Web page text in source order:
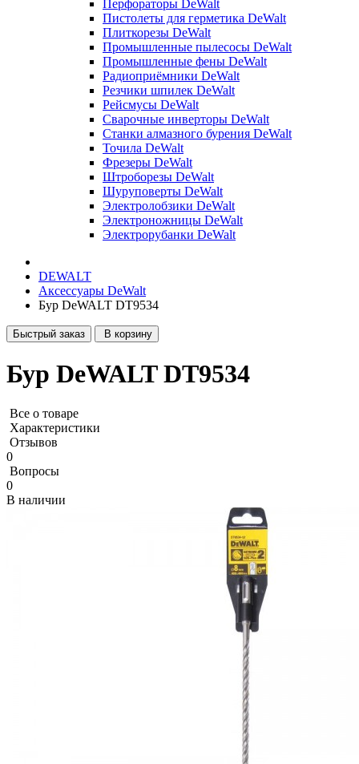
Перфораторы DeWalt
Пистолеты для герметика DeWalt
Плиткорезы DeWalt
Промышленные пылесосы DeWalt
Промышленные фены DeWalt
Радиоприёмники DeWalt
Резчики шпилек DeWalt
Рейсмусы DeWalt
Сварочные инверторы DeWalt
Станки алмазного бурения DeWalt
Точила DeWalt
Фрезеры DeWalt
Штроборезы DeWalt
Шуруповерты DeWalt
Электролобзики DeWalt
Электроножницы DeWalt
Электрорубанки DeWalt
DEWALT
Аксессуары DeWalt
Бур DeWALT DT9534
Быстрый заказ В корзину
Бур DeWALT DT9534
Все о товаре
Характеристики
Отзывов
0
Вопросы
0
В наличии